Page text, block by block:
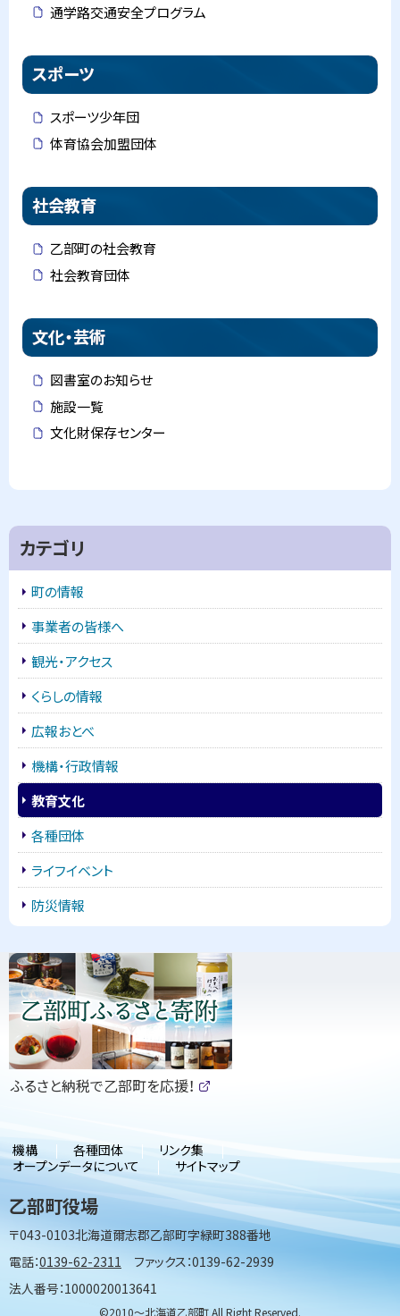
通学路交通安全プログラム
スポーツ
スポーツ少年団
体育協会加盟団体
社会教育
乙部町の社会教育
社会教育団体
文化・芸術
図書室のお知らせ
施設一覧
文化財保存センター
ト
プ
に
戻
る
サ
イ
ド
・
メ
ニ
ュ
ー
カテゴリ
町の情報
事業者の皆様へ
観光・アクセス
くらしの情報
広報おとべ
機構・行政情報
教育文化
各種団体
ライフイベント
防災情報
ピ
ッ
ク
ア
ッ
プ
ふるさと納税で乙部町を応援！ （
ィ
ン
ド
で
開
き
す
サ
イ
ト
乙部町役場
〒043-0103北海道爾志郡乙部町字緑町388番地
電話：0139-62-2311
ファックス：0139-62-2939
法人番号：1000020013641
機構 各種団体
リンク集
オープンデータについて
サイトマップ
©2010〜北海道乙部町 All Right Reserved.